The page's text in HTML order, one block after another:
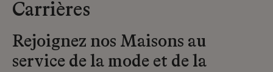
Carrières
Rejoignez nos Maisons au
service de la mode et de la